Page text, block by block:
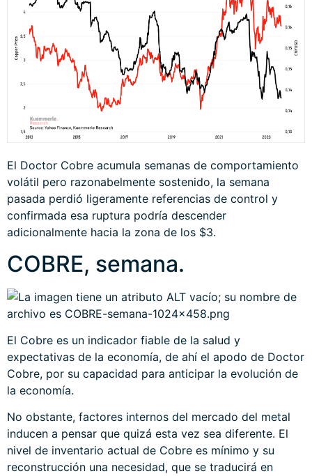
El Doctor Cobre acumula semanas de comportamiento
volátil pero razonabelmente sostenido, la semana
pasada perdió ligeramente referencias de control y
confirmada esa ruptura podría descender
adicionalmente hacia la zona de los $3.
COBRE, semana.
El Cobre es un indicador fiable de la salud y
expectativas de la economía, de ahí el apodo de Doctor
Cobre, por su capacidad para anticipar la evolución de
la economía.
No obstante, factores internos del mercado del metal
inducen a pensar que quizá esta vez sea diferente. El
nivel de inventario actual de Cobre es mínimo y su
reconstrucción una necesidad, que se traducirá en